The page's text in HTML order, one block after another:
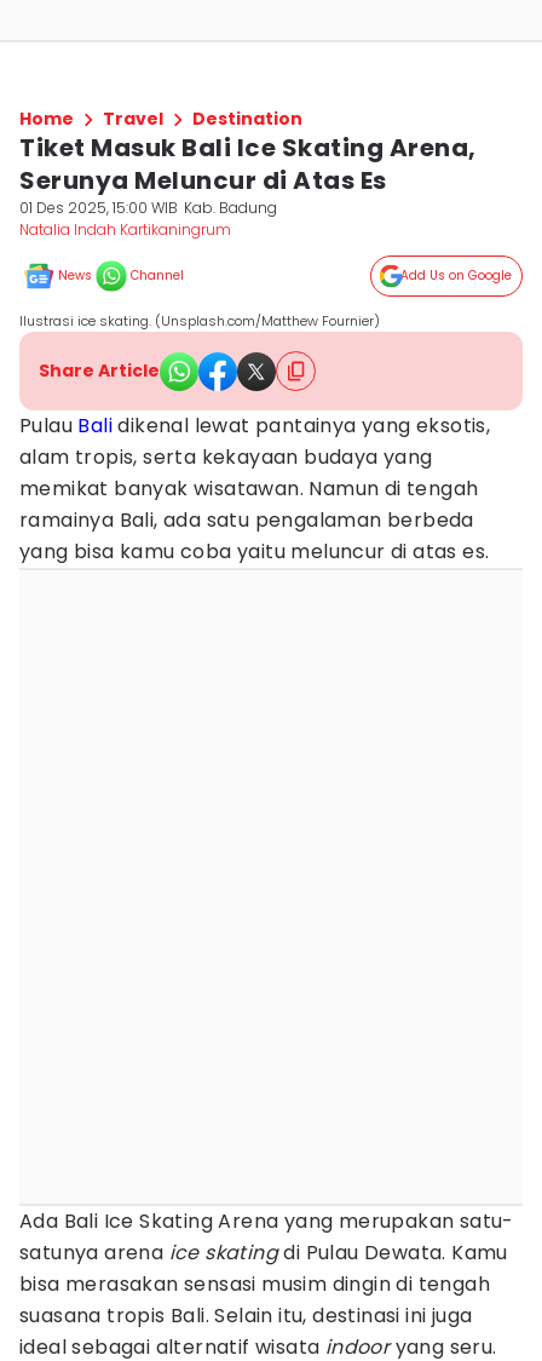
Home Travel Destination
Tiket Masuk Bali Ice Skating Arena,
Serunya Meluncur di Atas Es
01 Des 2025, 15:00 WIB Kab. Badung
Natalia Indah Kartikaningrum
News Channel Add Us on Google
Ilustrasi ice skating. (Unsplash.com/Matthew Fournier)
Share Article
Pulau Balidikenal lewat pantainya yang eksotis,
alam tropis, serta kekayaan budaya yang
memikat banyak wisatawan. Namun di tengah
ramainya Bali, ada satu pengalaman berbeda
yang bisa kamu coba yaitu meluncur di atas es.
Ada Bali Ice Skating Arena yang merupakan satu-
satunya arena ice skatingdi Pulau Dewata. Kamu
bisa merasakan sensasi musim dingin di tengah
suasana tropis Bali. Selain itu, destinasi ini juga
ideal sebagai alternatif wisata indooryang seru.